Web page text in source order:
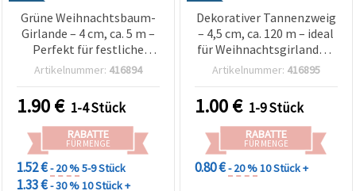
Grüne Weihnachtsbaum-
Girlande – 4 cm, ca. 5 m –
Perfekt für festliche
Deko, Bastelarbeiten &
Weihnachtsarrangements
Artikelnummer: 416894
1.90€ 1-4 Stück
RABATTE
FÜR MENGE
1.52 €- 20 %5-9 Stück
1.33 €- 30 %10 Stück +
Dekorativer Tannenzweig
– 4,5 cm, ca. 120 m – ideal
für Weihnachtsgirlanden,
festliche Deko &
Projekte
Artikelnummer: 416895
1.00€ 1-9 Stück
RABATTE
FÜR MENGE
0.80 €- 20 %10 Stück +